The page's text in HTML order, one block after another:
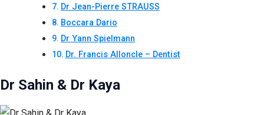
Dr Jean-Pierre STRAUSS
Boccara Dario
Dr Yann Spielmann
Dr. Francis Alloncle – Dentist
Dr Sahin & Dr Kaya